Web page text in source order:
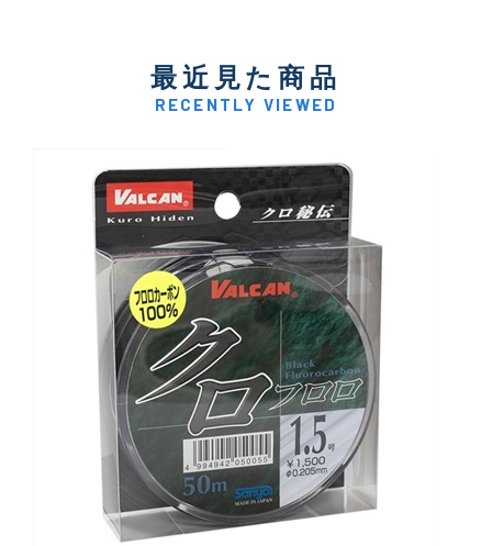
最近見た商品
RECENTLY VIEWED